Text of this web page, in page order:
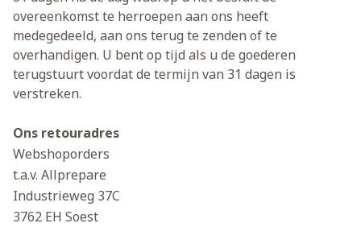
overeenkomst te herroepen aan ons heeft
medegedeeld, aan ons terug te zenden of te
overhandigen. U bent op tijd als u de goederen
terugstuurt voordat de termijn van 31 dagen is
verstreken.
Ons retouradres
Webshoporders
t.a.v. Allprepare
Industrieweg 37C
3762 EH Soest